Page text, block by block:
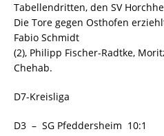
Tabellendritten, den SV
Die Tore gegen Osthofen
Fabio Schmidt
(2), Philipp Fischer-Radtke,
Chehab.
D7-Kreisliga
D3 – SG Pfeddersheim 10:1